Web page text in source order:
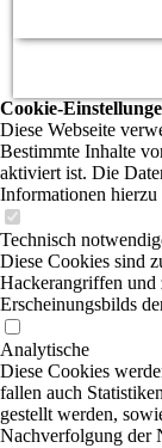
Cookie-
Diese Webseite
Bestimmte Inhalte
aktiviert ist. Die
Informationen hierzu
Technisch
Diese Cookies sind
Hackerangriffen und
Erscheinungsbilds
Analytische
Diese Cookies
fallen auch
gestellt werden,
Nachverfolgung der